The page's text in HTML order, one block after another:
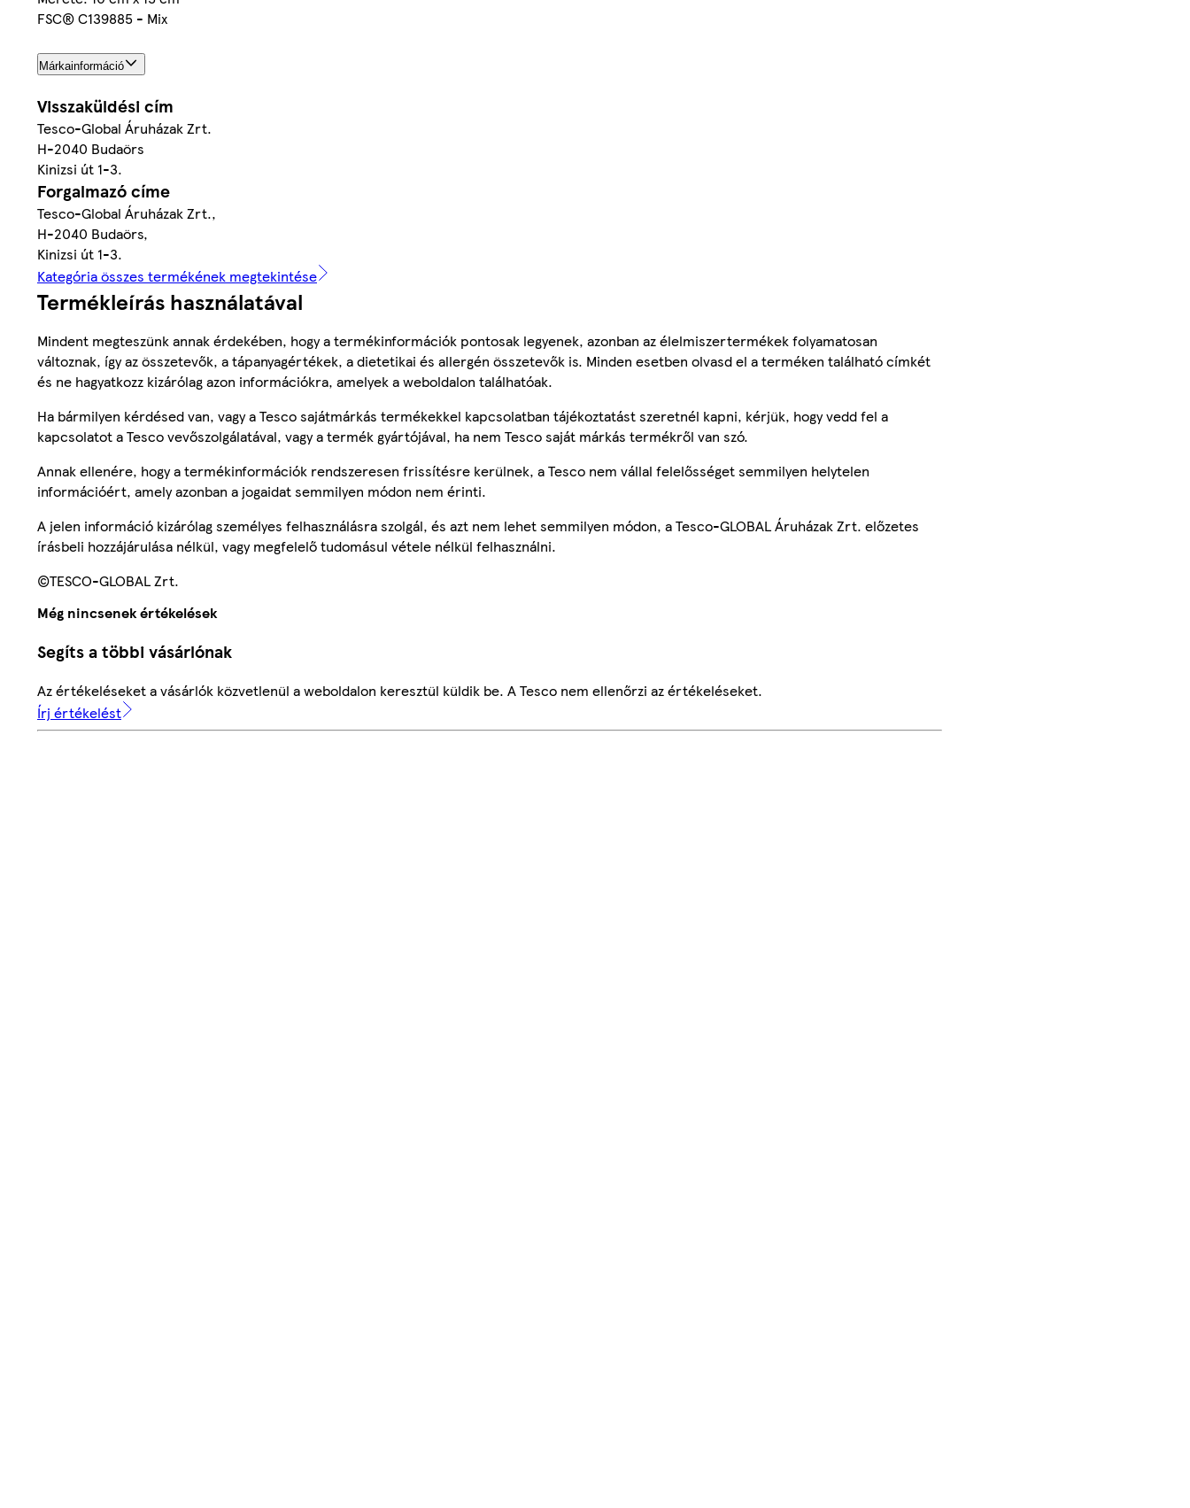
FSC® C139885 - Mix
Márkainformáció
Visszaküldési cím
Tesco-Global Áruházak Zrt.
H-2040 Budaörs
Kinizsi út 1-3.
Forgalmazó címe
Tesco-Global Áruházak Zrt.,
H-2040 Budaörs,
Kinizsi út 1-3.
Kategória összes termékének megtekintése
Termékleírás használatával
Mindent megteszünk annak érdekében, hogy a termékinformációk pontosak legyenek, azonban az élelmiszertermékek folyamatosan
változnak, így az összetevők, a tápanyagértékek, a dietetikai és allergén összetevők is. Minden esetben olvasd el a terméken található címkét
és ne hagyatkozz kizárólag azon információkra, amelyek a weboldalon találhatóak.
Ha bármilyen kérdésed van, vagy a Tesco sajátmárkás termékekkel kapcsolatban tájékoztatást szeretnél kapni, kérjük, hogy vedd fel a
kapcsolatot a Tesco vevőszolgálatával, vagy a termék gyártójával, ha nem Tesco saját márkás termékről van szó.
Annak ellenére, hogy a termékinformációk rendszeresen frissítésre kerülnek, a Tesco nem vállal felelősséget semmilyen helytelen
információért, amely azonban a jogaidat semmilyen módon nem érinti.
A jelen információ kizárólag személyes felhasználásra szolgál, és azt nem lehet semmilyen módon, a Tesco-GLOBAL Áruházak Zrt. előzetes
írásbeli hozzájárulása nélkül, vagy megfelelő tudomásul vétele nélkül felhasználni.
©TESCO-GLOBAL Zrt.
Még nincsenek értékelések
Segíts a többi vásárlónak
Az értékeléseket a vásárlók közvetlenül a weboldalon keresztül küldik be. A Tesco nem ellenőrzi az értékeléseket.
Írj értékelést